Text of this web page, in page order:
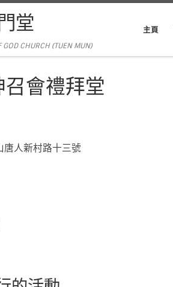
堂
GOD CHURCH (TUEN MUN)
主頁
召會禮拜堂
唐人新村路十三號